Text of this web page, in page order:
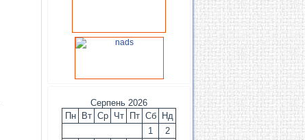
Серпень 2026
Пн
Вт Ср Чт Пт Сб
Нд
1
2